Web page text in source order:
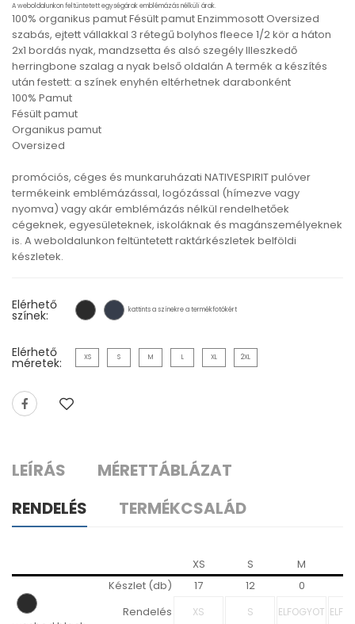
A weboldalunkon feltüntetett egységárak emblémázás nélküli árak.
100% organikus pamut Fésült pamut Enzimmosott Oversized
szabás, ejtett vállakkal 3 rétegű bolyhos fleece 1/2 kör a háton
2x1 bordás nyak, mandzsetta és alsó szegély Illeszkedő
herringbone szalag a nyak belső oldalán A termék a készítés
után festett: a színek enyhén eltérhetnek darabonként
100% Pamut
Fésült pamut
Organikus pamut
Oversized
promóciós, céges és munkaruházati NATIVESPIRIT pulóver
termékeink emblémázással, logózással (hímezve vagy
nyomva) vagy akár emblémázás nélkül rendelhetőek
cégeknek, egyesületeknek, iskoláknak és magánszemélyeknek
is. A weboldalunkon feltüntetett raktárkészletek belföldi
készletek.
Elérhető
színek: kattints a színekre a termékfotókért
Elérhető
méretek: XS S M L XL 2XL
LEÍRÁS
MÉRETTÁBLÁZAT
RENDELÉS
TERMÉKCSALÁD
XS S M
Készlet (db) 17 12 0
Rendelés